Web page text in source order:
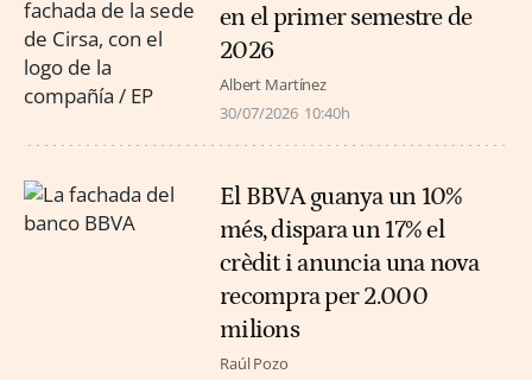
en el primer semestre de
2026
Albert Martínez
30/07/2026 10:40h
El BBVA guanya un 10%
més, dispara un 17% el
crèdit i anuncia una nova
recompra per 2.000
milions
Raúl Pozo